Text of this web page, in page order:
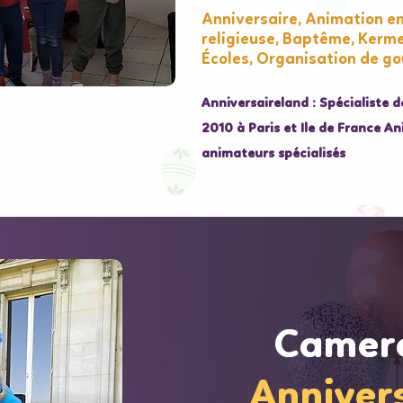
Anniversaire, Animation
religieuse, Baptême,
Écoles, Organisation de
Anniversaireland : Spécialiste
2010 à Paris et Ile de France
animateurs spécialisés